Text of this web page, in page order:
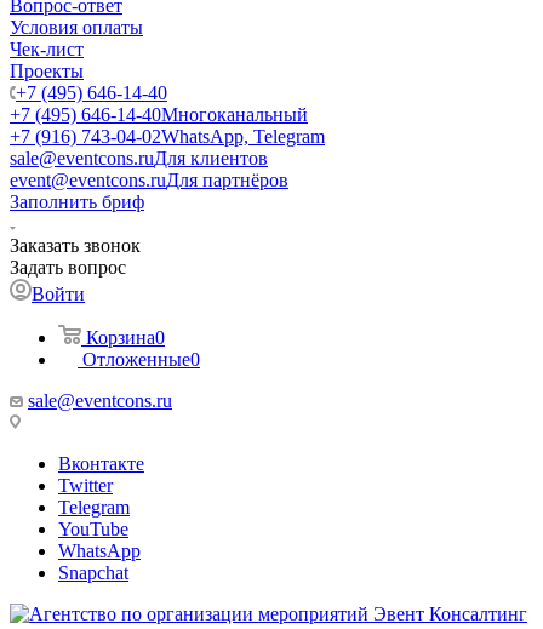
Вопрос-ответ
Условия оплаты
Чек-лист
Проекты
+7 (495) 646-14-40
+7 (495) 646-14-40Многоканальный
+7 (916) 743-04-02WhatsApp, Telegram
sale@eventcons.ruДля клиентов
event@eventcons.ruДля партнёров
Заполнить бриф
Заказать звонок
Задать вопрос
Войти
Корзина0
Отложенные0
sale@eventcons.ru
Вконтакте
Twitter
Telegram
YouTube
WhatsApp
Snapchat